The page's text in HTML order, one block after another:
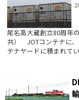
尾名高大蔵創立80周年
共） JOTコンテナに、
テナヤードに積まれて